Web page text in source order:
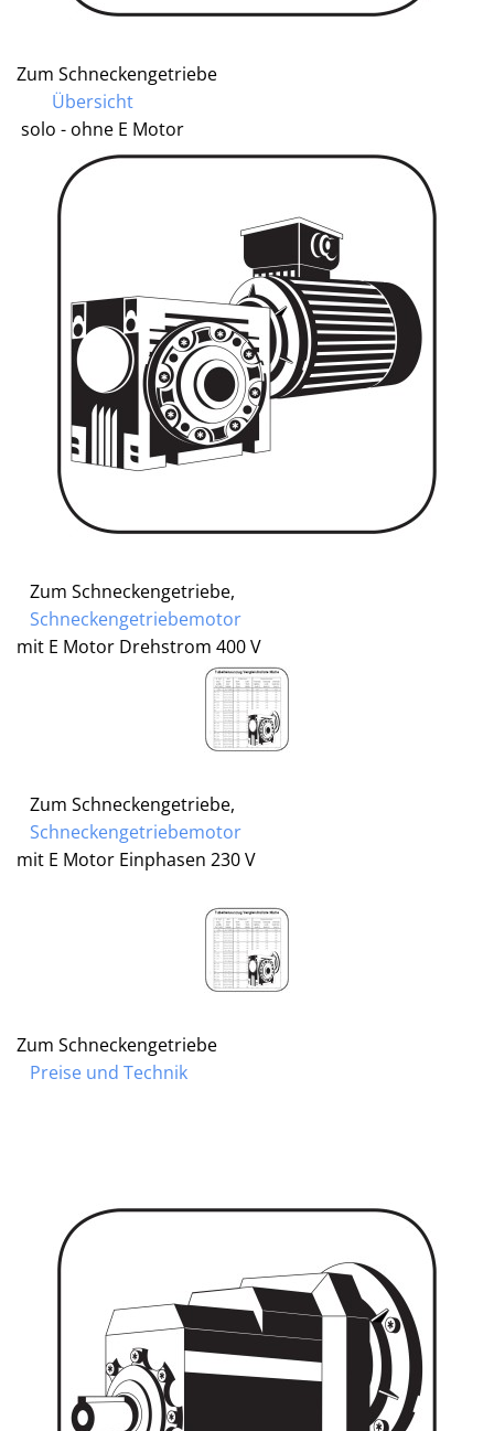
Zum Schneckengetriebe
Übersicht
solo - ohne E Motor
Zum Schneckengetriebe,
Schneckengetriebemotor
mit E Motor Drehstrom 400 V
Zum Schneckengetriebe,
Schneckengetriebemotor
mit E Motor Einphasen 230 V
Zum Schneckengetriebe
Preise und Technik